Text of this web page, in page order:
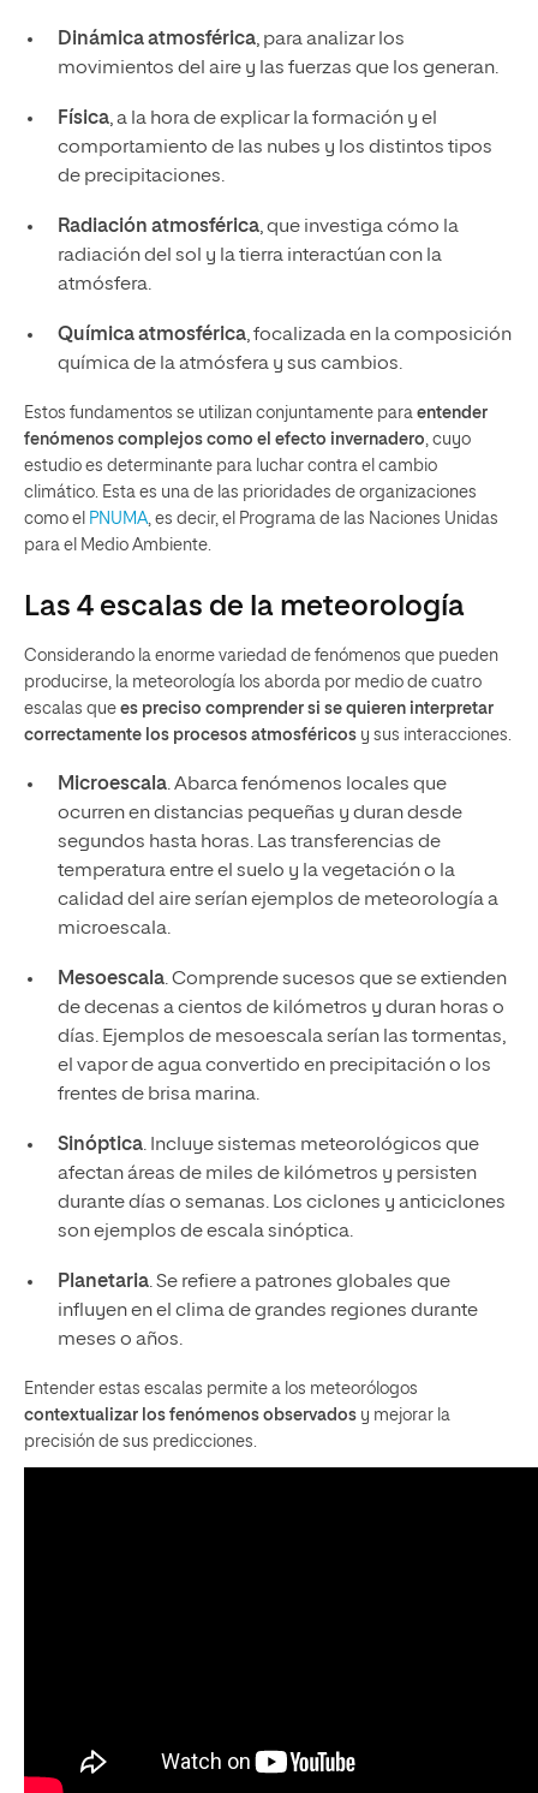
Dinámica atmosférica, para analizar los
movimientos del aire y las fuerzas que los generan.
Física, a la hora de explicar la formación y el
comportamiento de las nubes y los distintos tipos
de precipitaciones.
Radiación atmosférica, que investiga cómo la
radiación del sol y la tierra interactúan con la
atmósfera.
Química atmosférica, focalizada en la composición
química de la atmósfera y sus cambios.
Estos fundamentos se utilizan conjuntamente para entender
fenómenos complejos como el efecto invernadero , cuyo
estudio es determinante para luchar contra el cambio
climático. Esta es una de las prioridades de organizaciones
como el PNUMA , es decir, el Programa de las Naciones Unidas
para el Medio Ambiente.
Las 4 escalas de la meteorología
Considerando la enorme variedad de fenómenos que pueden
producirse, la meteorología los aborda por medio de cuatro
escalas que es preciso comprender si se quieren interpretar
correctamente los procesos atmosféricos y sus interacciones.
Microescala. Abarca fenómenos locales que
ocurren en distancias pequeñas y duran desde
segundos hasta horas. Las transferencias de
temperatura entre el suelo y la vegetación o la
calidad del aire serían ejemplos de meteorología a
microescala.
Mesoescala. Comprende sucesos que se extienden
de decenas a cientos de kilómetros y duran horas o
días. Ejemplos de mesoescala serían las tormentas,
el vapor de agua convertido en precipitación o los
frentes de brisa marina.
Sinóptica. Incluye sistemas meteorológicos que
afectan áreas de miles de kilómetros y persisten
durante días o semanas. Los ciclones y anticiclones
son ejemplos de escala sinóptica.
Planetaria. Se refiere a patrones globales que
influyen en el clima de grandes regiones durante
meses o años.
Entender estas escalas permite a los meteorólogos
contextualizar los fenómenos observados y mejorar la
precisión de sus predicciones.